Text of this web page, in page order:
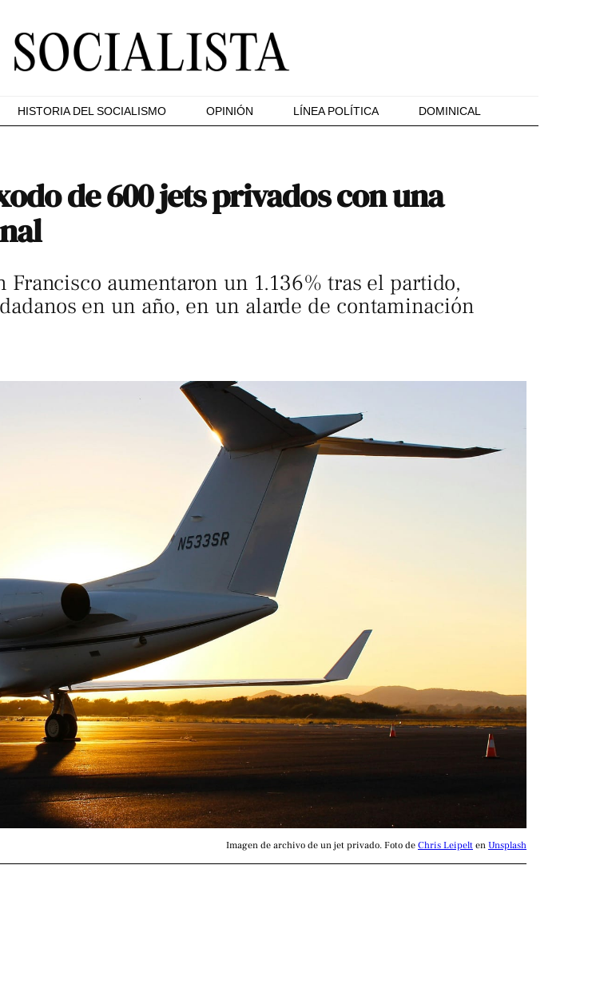
HISTORIA DEL SOCIALISMO OPINIÓN LÍNEA POLÍTICA DOMINICAL
de 600 jets privados con una
Francisco aumentaron un 1.136% tras el partido,
en un año, en un alarde de contaminación
Imagen de archivo de un jet privado. Foto de Chris Leipelt en Unsplash